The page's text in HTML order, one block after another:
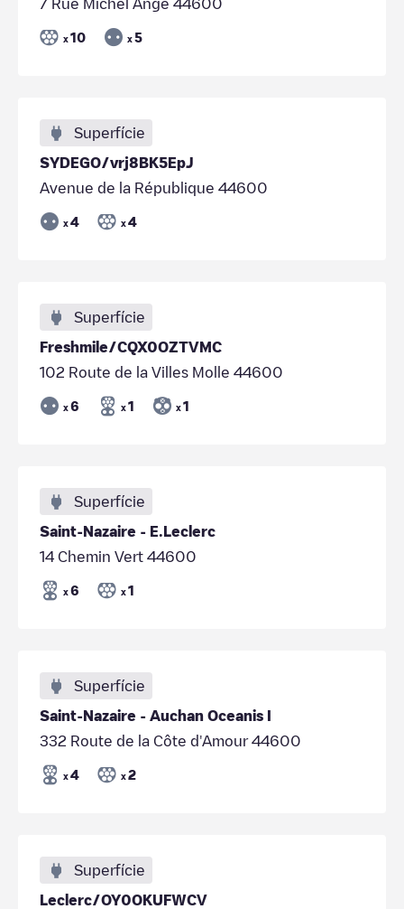
7 Rue Michel Ange 44600
x 10 x 5
Superfície
SYDEGO/vrj8BK5EpJ
Avenue de la République 44600
x 4 x 4
Superfície
Freshmile/CQX0OZTVMC
102 Route de la Villes Molle 44600
x 6 x 1 x 1
Superfície
Saint-Nazaire - E.Leclerc
14 Chemin Vert 44600
x 6 x 1
Superfície
Saint-Nazaire - Auchan Oceanis I
332 Route de la Côte d'Amour 44600
x 4 x 2
Superfície
Leclerc/OY0OKUFWCV